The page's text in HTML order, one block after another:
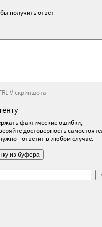
получить ответ
V скриншота
фактические ошибки,
достоверность
- ответит в любом случае.